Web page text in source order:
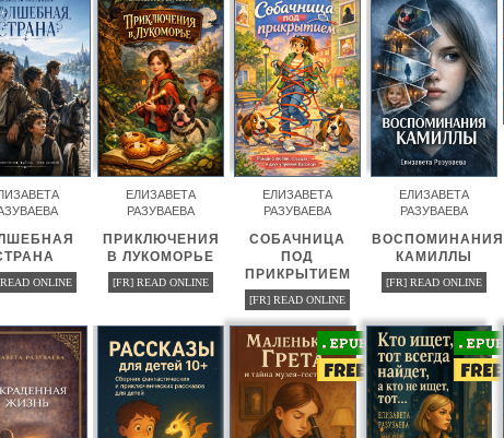
ONLINE
ЕЛИЗАВЕТА
РАЗУВАЕВА
ПРИКЛЮЧЕНИЯ
В ЛУКОМОРЬЕ
[FR] READ ONLINE
ЕЛИЗАВЕТА
РАЗУВАЕВА
СОБАЧНИЦА
ПОД
ПРИКРЫТИЕМ
[FR] READ ONLINE
ЕЛИЗАВЕТА
РАЗУВАЕВА
ВОСПОМИНАНИЯ
КАМИЛЛЫ
[FR] READ ONLINE